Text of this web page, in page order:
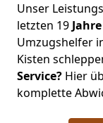
Unser
letzten 19
Umzugshelfer
Kisten
Service? Hier
komplette